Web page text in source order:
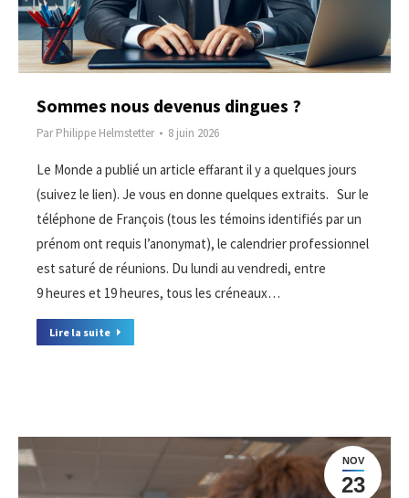
Sommes nous devenus dingues ?
ParPhilippe Helmstetter 8 juin 2026
Le Monde a publié un article effarant il y a quelques jours
(suivez le lien). Je vous en donne quelques extraits. Sur le
téléphone de François (tous les témoins identifiés par un
prénom ont requis l’anonymat), le calendrier professionnel
est saturé de réunions. Du lundi au vendredi, entre
9 heures et 19 heures, tous les créneaux…
Lire la suite
NOV
23